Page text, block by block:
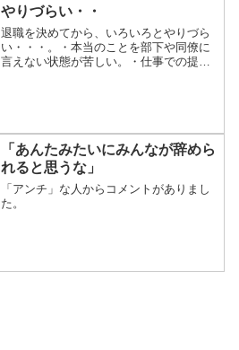
やりづらい・・
退職を決めてから、いろいろとやりづら
い・・・。・本当のことを部下や同僚に
言えない状態が苦しい。・仕事での提案
「あんたみたいにみんなが辞めら
れると思うな」
「アンチ」な人からコメントがありまし
た。